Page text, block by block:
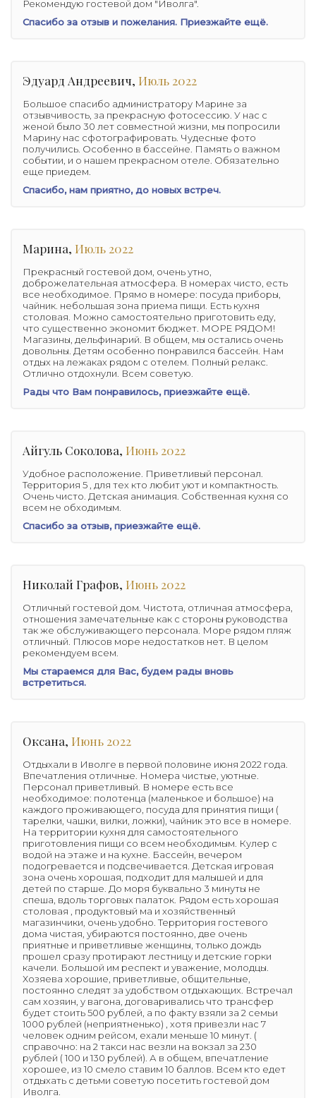
Рекомендую гостевой дом "Иволга".
Спасибо за отзыв и пожелания. Приезжайте ещё.
Эдуард Андреевич, Июль 2022
Большое спасибо администратору Марине за
отзывчивость, за прекрасную фотосессию. У нас с
женой было 30 лет совместной жизни, мы попросили
Марину нас сфотографировать. Чудесные фото
получились. Особенно в бассейне. Память о важном
событии, и о нашем прекрасном отеле. Обязательно
еще приедем.
Спасибо, нам приятно, до новых встреч.
Марина, Июль 2022
Прекрасный гостевой дом, очень утно,
доброжелательная атмосфера. В номерах чисто, есть
все необходимое. Прямо в номере: посуда приборы,
чайник. небольшая зона приема пищи. Есть кухня
столовая. Можно самостоятельно приготовить еду,
что существенно экономит бюджет. МОРЕ РЯДОМ!
Магазины, дельфинарий. В общем, мы остались очень
довольны. Детям особенно понравился бассейн. Нам
отдых на лежаках рядом с отелем. Полный релакс.
Отлично отдохнули. Всем советую.
Рады что Вам понравилось, приезжайте ещё.
Айгуль Соколова, Июнь 2022
Удобное расположение. Приветливый персонал.
Территория 5 , для тех кто любит уют и компактность.
Очень чисто. Детская анимация. Собственная кухня со
всем не обходимым.
Спасибо за отзыв, приезжайте ещё.
Николай Графов, Июнь 2022
Отличный гостевой дом. Чистота, отличная атмосфера,
отношения замечательные как с стороны руководства
так же обслуживающего персонала. Море рядом пляж
отличный. Плюсов море недостатков нет. В целом
рекомендуем всем.
Мы стараемся для Вас, будем рады вновь
встретиться.
Оксана, Июнь 2022
Отдыхали в Иволге в первой половине июня 2022 года.
Впечатления отличные. Номера чистые, уютные.
Персонал приветливый. В номере есть все
необходимое: полотенца (маленькое и большое) на
каждого проживающего, посуда для принятия пищи (
тарелки, чашки, вилки, ложки), чайник это все в номере.
На территории кухня для самостоятельного
приготовления пищи со всем необходимым. Кулер с
водой на этаже и на кухне. Бассейн, вечером
подогревается и подсвечивается. Детская игровая
зона очень хорошая, подходит для малышей и для
детей по старше. До моря буквально 3 минуты не
спеша, вдоль торговых палаток. Рядом есть хорошая
столовая , продуктовый ма и хозяйственный
магазинчики, очень удобно. Территория гостевого
дома чистая, убираются постоянно, две очень
приятные и приветливые женщины, только дождь
прошел сразу протирают лестницу и детские горки
качели. Большой им респект и уважение, молодцы.
Хозяева хорошие, приветливые, общительные,
постоянно следят за удобством отдыхающих. Встречал
сам хозяин, у вагона, договаривались что трансфер
будет стоить 500 рублей, а по факту взяли за 2 семьи
1000 рублей (неприятненько) , хотя привезли нас 7
человек одним рейсом, ехали меньше 10 минут. (
справочно: на 2 такси нас везли на вокзал за 230
рублей ( 100 и 130 рублей). А в общем, впечатление
хорошее, из 10 смело ставим 10 баллов. Всем кто едет
отдыхать с детьми советую посетить гостевой дом
Иволга.